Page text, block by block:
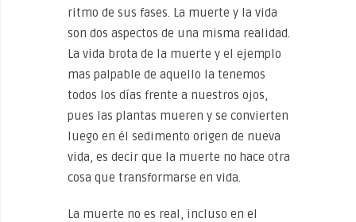
ritmo de sus fases. La muerte y la vida
son dos aspectos de una misma realidad.
La vida brota de la muerte y el ejemplo
mas palpable de aquello la tenemos
todos los días frente a nuestros ojos,
pues las plantas mueren y se convierten
luego en él sedimento origen de nueva
vida, es decir que la muerte no hace otra
cosa que transformarse en vida.
La muerte no es real, incluso en el